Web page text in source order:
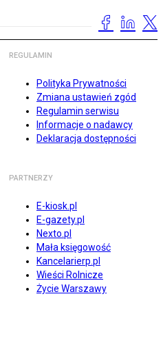
REGULAMIN
Polityka Prywatności
Zmiana ustawień zgód
Regulamin serwisu
Informacje o nadawcy
Deklaracja dostępności
PARTNERZY
E-kiosk.pl
E-gazety.pl
Nexto.pl
Mała księgowość
Kancelarierp.pl
Wieści Rolnicze
Życie Warszawy